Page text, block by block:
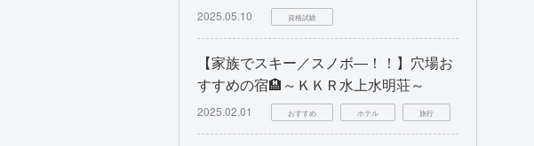
2025.05.10 資格試験
【家族でスキー／スノボ―！！】穴場お
すすめの宿🏨～ＫＫＲ水上水明荘～
2025.02.01 おすすめ ホテル 旅行